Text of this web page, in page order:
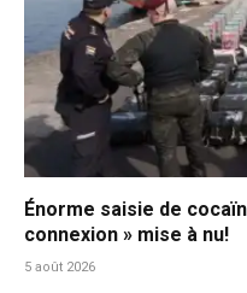
Énorme saisie de
connexion » mise à nu!
5 août 2026